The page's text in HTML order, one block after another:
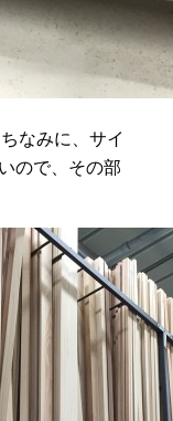
なみに、サイ
ので、その部